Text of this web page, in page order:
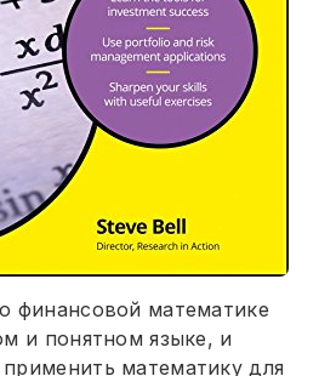
финансовой математике
и понятном языке, и
математику для